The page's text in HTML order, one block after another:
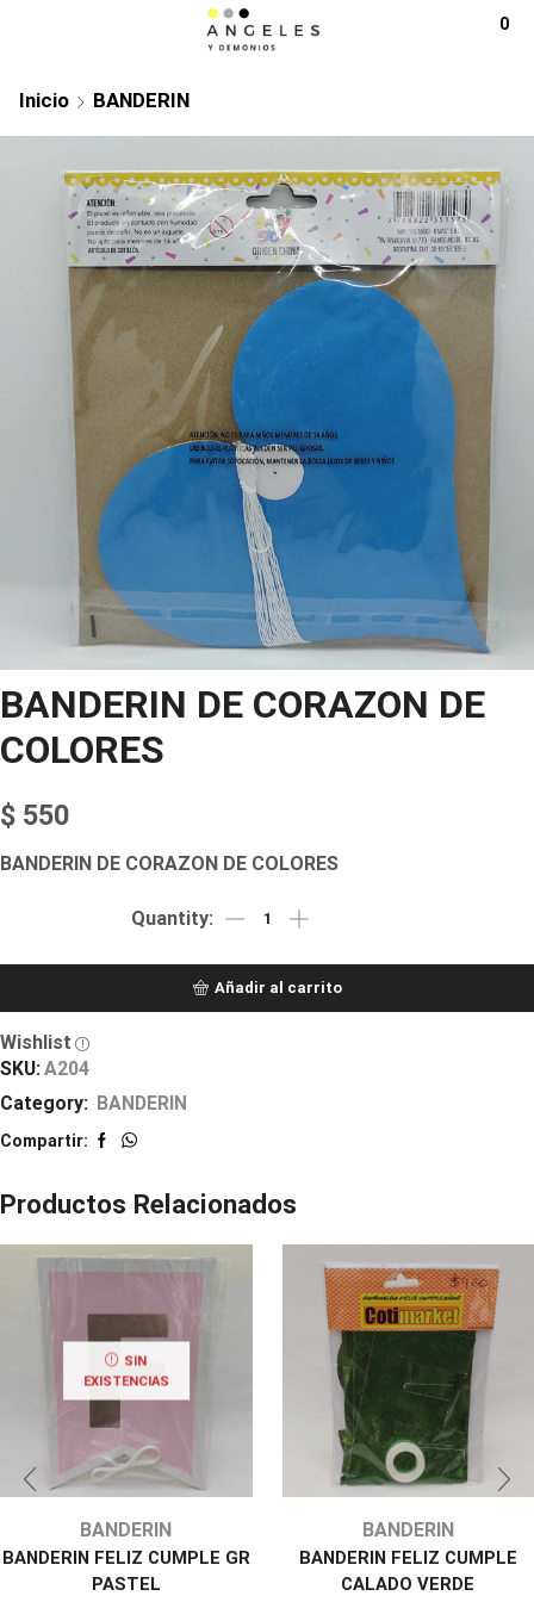
0
Inicio BANDERIN
BANDERIN DE CORAZON DE
COLORES
$ 550
BANDERIN DE CORAZON DE COLORES
Añadir al carrito
Wishlist
SKU: A204
Category: BANDERIN
Compartir:
Productos Relacionados
SIN
EXISTENCIAS
BANDERIN
BANDERIN FELIZ CUMPLE GR
PASTEL
BANDERIN
BANDERIN FELIZ CUMPLE
CALADO VERDE